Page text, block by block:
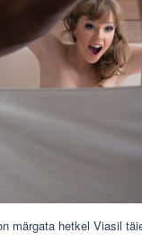
märgata hetkel Viasil